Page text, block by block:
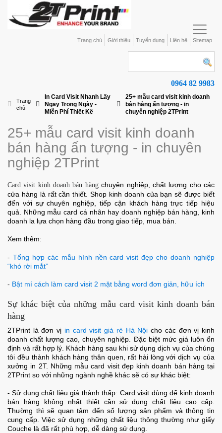
Trang chủ Giới thiệu Tuyển dụng Liên hệ Sitemap
0964 82 9983
Trang
chủ
In Card Visit Nhanh Lấy
Ngay Trong Ngày -
Miễn Phí Thiết Kế
25+ mẫu card visit kinh doanh
bán hàng ấn tượng - in
chuyên nghiệp 2TPrint
25+ mẫu card visit kinh doanh
bán hàng ấn tượng - in chuyên
nghiệp 2TPrint
Card visit kinh doanh bán hàngchuyên nghiệp, chất lượng cho các
cửa hàng là rất cần thiết. Shop kinh doanh của bạn sẽ được biết
đến với sự chuyên nghiệp, tiếp cận khách hàng trực tiếp hiệu
quả. Những mẫu card cá nhân hay doanh nghiệp bán hàng, kinh
doanh la lựa chọn hàng đầu trong giao tiếp, mua bán.
Xem thêm:
- Tổng hợp các mẫu hình nền card visit đẹp cho doanh nghiệp
“khó rời mắt”
- Bật mí cách làm card visit 2 mặt bằng word đơn giản, hữu ích
Sự khác biệt của những mẫu card visit kinh doanh bán
hàng
2TPrint là đơn vị in card visit giá rẻ Hà Nội cho các đơn vị kinh
doanh chất lượng cao, chuyên nghiệp. Đặc biệt mức giá luôn ổn
định và rất hợp lý. Khách hàng sau khi sử dụng dịch vụ của chúng
tôi đều thành khách hàng thân quen, rất hài lòng với dịch vụ của
xưởng in 2T. Những mẫu card visit đẹp kinh doanh bán hàng tại
2TPrint so với những ngành nghề khác sẽ có sự khác biệt:
- Sử dụng chất liệu giá thành thấp: Card visit dùng để kinh doanh
bán hàng không nhất thiết cần sử dụng chất liệu cao cấp.
Thường thì sẽ quan tâm đến số lượng sản phẩm và thông tin
cung cấp. Việc sử dụng những chất liệu thông thường như giấy
Couche là đã rất phù hợp, dễ dàng sử dụng.